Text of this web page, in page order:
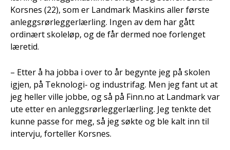
Korsnes (22), som er Landmark Maskins aller første
anleggsrørleggerlærling. Ingen av dem har gått
ordinært skoleløp, og de får dermed noe forlenget
læretid.
– Etter å ha jobba i over to år begynte jeg på skolen
igjen, på Teknologi- og industrifag. Men jeg fant ut at
jeg heller ville jobbe, og så på Finn.no at Landmark var
ute etter en anleggsrørleggerlærling. Jeg tenkte det
kunne passe for meg, så jeg søkte og ble kalt inn til
intervju, forteller Korsnes.